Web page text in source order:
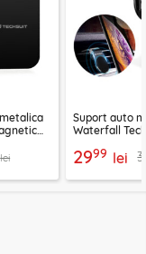
lei
Suport auto
Waterfall
2999 lei